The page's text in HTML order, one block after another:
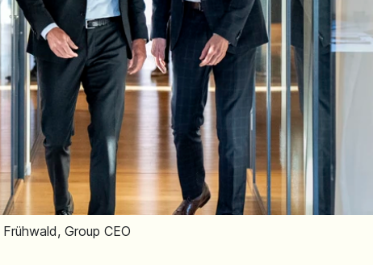
Group CEO